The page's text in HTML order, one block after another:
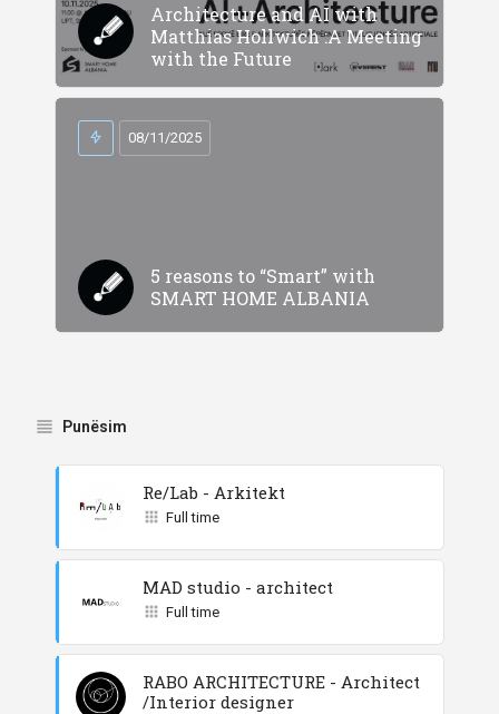
Architecture and AI with
Matthias Hollwich :A Meeting
with the Future
5 reasons to “Smart” with
SMART HOME ALBANIA
08/11/2025
Punësim
Re/Lab - Arkitekt
Full time
MAD studio - architect
Full time
RABO ARCHITECTURE - Architect
/Interior designer